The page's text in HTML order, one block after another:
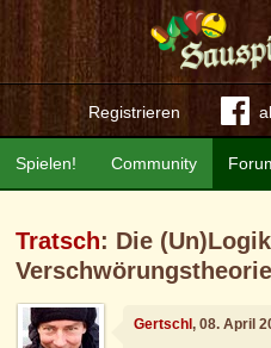
Registrieren
Community
Spielen!
Tratsch: Die
Gertschl, 08. April